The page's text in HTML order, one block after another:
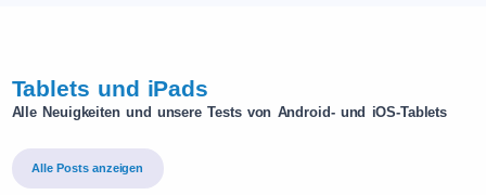
Tablets und iPads
Alle Neuigkeiten und unsere Tests von Android- und iOS-Tablets
Alle Posts anzeigen